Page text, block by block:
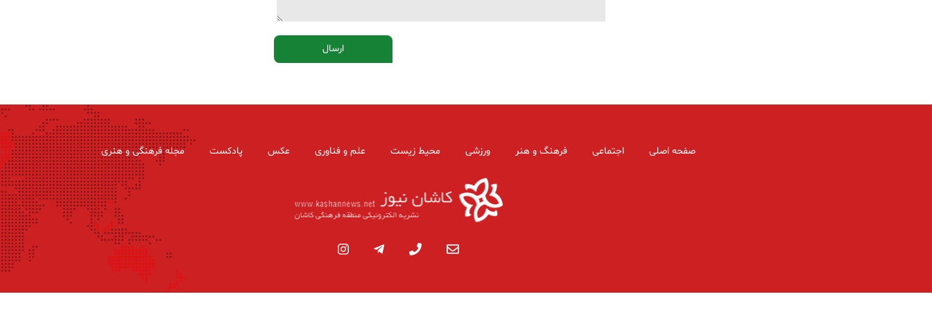
صفحه اصلی اجتماعی فرهنگ و هنر ورزشی محیط زیست علم و فناوری عکس پادکست مجله فرهنگی و هنری